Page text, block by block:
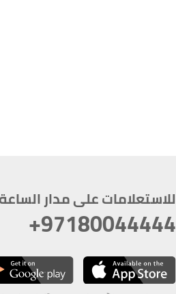
للاستعلامات على مدار الساعة
+97180044444